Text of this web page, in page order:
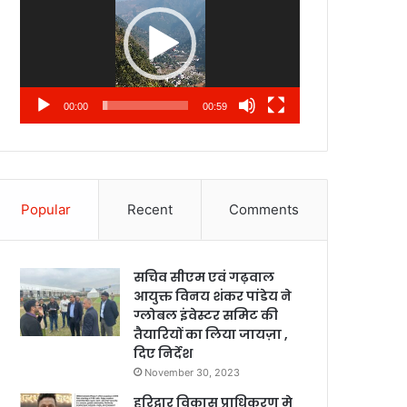
00:00 00:59
Popular Recent Comments
सचिव सीएम एवं गढ़वाल
आयुक्त विनय शंकर पांडेय ने
ग्लोबल इंवेस्टर समिट की
तैयारियों का लिया जायज़ा ,
दिए निर्देश
November 30, 2023
हरिद्वार विकास प्राधिकरण मे